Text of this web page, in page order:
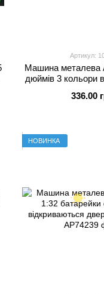
Артикул:
Машина
дюймів 3 кольори
336.00
НОВИНКА